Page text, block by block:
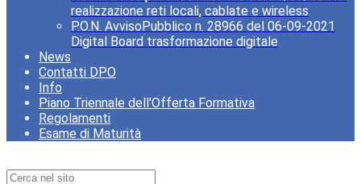
realizzazione reti locali, cablate e wireless
P.O.N. AvvisoPubblico n. 28966 del 06-09-2021
Digital Board trasformazione digitale
News
Contatti DPO
Info
Piano Triennale dell'Offerta Formativa
Regolamenti
Esame di Maturità